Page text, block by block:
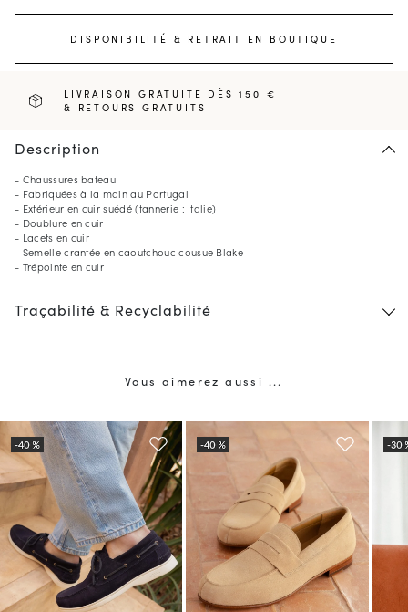
DISPONIBILITÉ & RETRAIT EN BOUTIQUE
LIVRAISON GRATUITE DÈS 150 €
& RETOURS GRATUITS
Description
- Chaussures bateau
- Fabriquées à la main au Portugal
- Extérieur en cuir suédé (tannerie : Italie)
- Doublure en cuir
- Lacets en cuir
- Semelle crantée en caoutchouc cousue Blake
- Trépointe en cuir
Traçabilité & Recyclabilité
Vous aimerez aussi ...